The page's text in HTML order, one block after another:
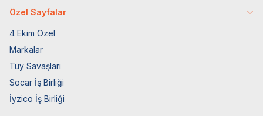
Özel Sayfalar
4 Ekim Özel
Markalar
Tüy Savaşları
Socar İş Birliği
İyzico İş Birliği